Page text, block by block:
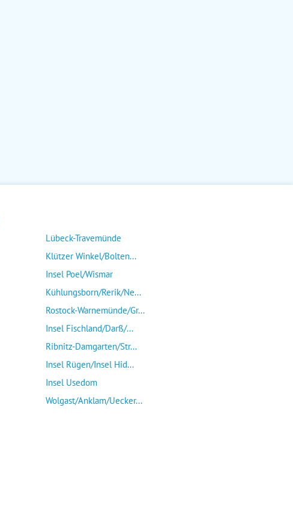
Lübeck-Travemünde
Klützer Winkel/Bolten...
Insel Poel/Wismar
Kühlungsborn/Rerik/Ne...
Rostock-Warnemünde/Gr...
Insel Fischland/Darß/...
Ribnitz-Damgarten/Str...
Insel Rügen/Insel Hid...
Insel Usedom
Wolgast/Anklam/Uecker...